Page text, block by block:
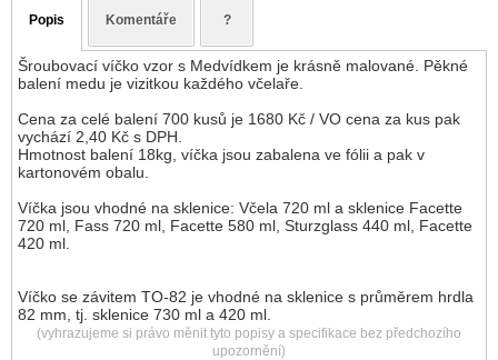
Popis Komentáře ?
Šroubovací víčko vzor s Medvídkem je krásně malované. Pěkné
balení medu je vizitkou každého včelaře.
Cena za celé balení 700 kusů je 1680 Kč / VO cena za kus pak
vychází 2,40 Kč s DPH.
Hmotnost balení 18kg, víčka jsou zabalena ve fólii a pak v
kartonovém obalu.
Víčka jsou vhodné na sklenice: Včela 720 ml a sklenice Facette
720 ml, Fass 720 ml, Facette 580 ml, Sturzglass 440 ml, Facette
420 ml.
Víčko se závitem TO-82 je vhodné na sklenice s průměrem hrdla
82 mm, tj. sklenice 730 ml a 420 ml.
(vyhrazujeme si právo měnit tyto popisy a specifikace bez předchozího
upozornění)